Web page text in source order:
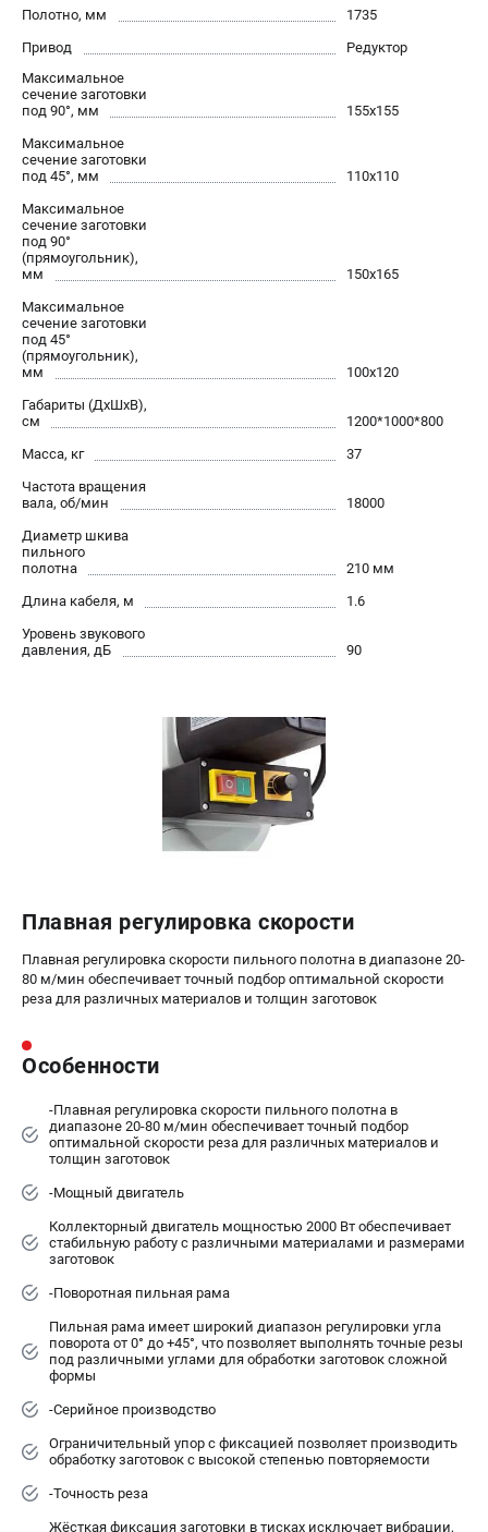
ДОПОЛНИТЕЛЬНОЕ ОБОРУДОВАНИЕ
Валы строгальные
Патроны и переходники
Подставки для станков
Полотна пильные по дереву
Рольганги-роликовые опоры
Цанги и зажимы
ПОЛЕЗНЫЕ СТАТЬИ
Характеристики токарных станков
Токарные "ДОПЫ"
ТЕЛЕФОН (САНКТ-ПЕТЕРБУРГ)
Информация размещённая на сайте не является публичной
проспект Александровской Фермы, 29АЛ
Режим работы колл-центра:
Полотно, мм
1735
Привод
Редуктор
Максимальное
сечение заготовки
под 90°, мм
155х155
Максимальное
сечение заготовки
под 45°, мм
110х110
Максимальное
сечение заготовки
под 90°
(прямоугольник),
мм
150х165
Максимальное
сечение заготовки
под 45°
(прямоугольник),
мм
100х120
Габариты (ДхШхВ),
см
1200*1000*800
Масса, кг
37
Частота вращения
вала, об/мин
18000
Диаметр шкива
пильного
полотна
210 мм
Длина кабеля, м
1.6
Уровень звукового
давления, дБ
90
Плавная регулировка скорости
Плавная регулировка скорости пильного полотна в диапазоне 20-
80 м/мин обеспечивает точный подбор оптимальной скорости
реза для различных материалов и толщин заготовок
Особенности
-Плавная регулировка скорости пильного полотна в
диапазоне 20-80 м/мин обеспечивает точный подбор
оптимальной скорости реза для различных материалов и
толщин заготовок
-Мощный двигатель
Коллекторный двигатель мощностью 2000 Вт обеспечивает
стабильную работу с различными материалами и размерами
заготовок
-Поворотная пильная рама
Пильная рама имеет широкий диапазон регулировки угла
поворота от 0° до +45°, что позволяет выполнять точные резы
под различными углами для обработки заготовок сложной
формы
-Серийное производство
Ограничительный упор с фиксацией позволяет производить
обработку заготовок с высокой степенью повторяемости
-Точность реза
Жёсткая фиксация заготовки в тисках исключает вибрации,